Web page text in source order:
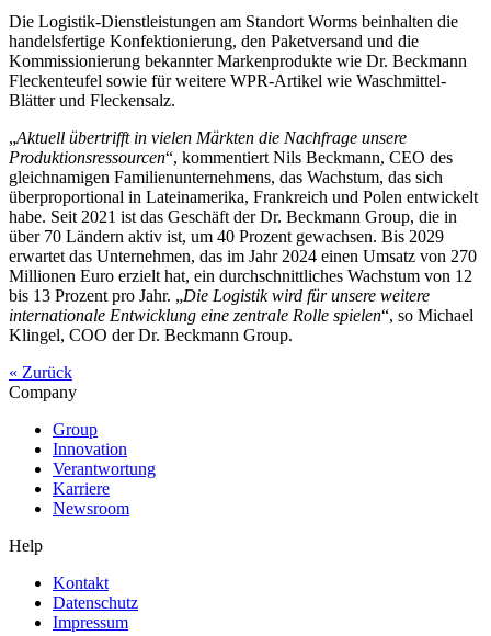
Die Logistik-Dienstleistungen am Standort Worms beinhalten die
handelsfertige Konfektionierung, den Paketversand und die
Kommissionierung bekannter Markenprodukte wie Dr. Beckmann
Fleckenteufel sowie für weitere WPR-Artikel wie Waschmittel-
Blätter und Fleckensalz.
„Aktuell übertrifft in vielen Märkten die Nachfrage unsere
Produktionsressourcen“, kommentiert Nils Beckmann, CEO des
gleichnamigen Familienunternehmens, das Wachstum, das sich
überproportional in Lateinamerika, Frankreich und Polen entwickelt
habe. Seit 2021 ist das Geschäft der Dr. Beckmann Group, die in
über 70 Ländern aktiv ist, um 40 Prozent gewachsen. Bis 2029
erwartet das Unternehmen, das im Jahr 2024 einen Umsatz von 270
Millionen Euro erzielt hat, ein durchschnittliches Wachstum von 12
bis 13 Prozent pro Jahr. „Die Logistik wird für unsere weitere
internationale Entwicklung eine zentrale Rolle spielen“, so Michael
Klingel, COO der Dr. Beckmann Group.
« Zurück
Company
Group
Innovation
Verantwortung
Karriere
Newsroom
Help
Kontakt
Datenschutz
Impressum